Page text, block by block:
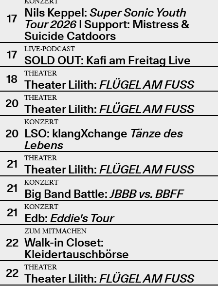
17 Nils Keppel: Super Sonic Youth
Tour 2026| Support: Mistress &
Suicide Catdoors
17
LIVE-PODCAST
SOLD OUT: Kafi am Freitag Live
18
THEATER
Theater Lilith: FLÜGEL AM FUSS
20
THEATER
Theater Lilith: FLÜGEL AM FUSS
20
KONZERT
LSO: klangXchange Tänze des
Lebens
21
THEATER
Theater Lilith: FLÜGEL AM FUSS
21
KONZERT
Big Band Battle:JBBB vs. BBFF
21
KONZERT
Edb: Eddie's Tour
22
ZUM MITMACHEN
Walk-in Closet:
Kleidertauschbörse
22
THEATER
Theater Lilith: FLÜGEL AM FUSS